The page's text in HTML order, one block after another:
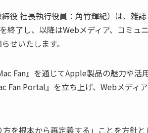
社長執行役員：角竹輝紀）は、雑誌
了し、以降はWebメディア、コミュ
せいたします。
Fan』を通じてApple製品の魅力や活
Fan Portal』を立ち上げ、Webメディ
を根本から再定義する」ことを方針